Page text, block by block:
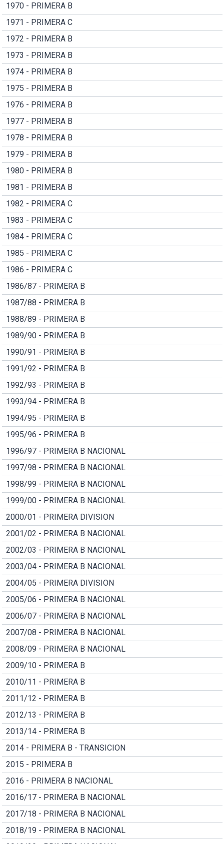
1970 - PRIMERA B
1971 - PRIMERA C
1972 - PRIMERA B
1973 - PRIMERA B
1974 - PRIMERA B
1975 - PRIMERA B
1976 - PRIMERA B
1977 - PRIMERA B
1978 - PRIMERA B
1979 - PRIMERA B
1980 - PRIMERA B
1981 - PRIMERA B
1982 - PRIMERA C
1983 - PRIMERA C
1984 - PRIMERA C
1985 - PRIMERA C
1986 - PRIMERA C
1986/87 - PRIMERA B
1987/88 - PRIMERA B
1988/89 - PRIMERA B
1989/90 - PRIMERA B
1990/91 - PRIMERA B
1991/92 - PRIMERA B
1992/93 - PRIMERA B
1993/94 - PRIMERA B
1994/95 - PRIMERA B
1995/96 - PRIMERA B
1996/97 - PRIMERA B NACIONAL
1997/98 - PRIMERA B NACIONAL
1998/99 - PRIMERA B NACIONAL
1999/00 - PRIMERA B NACIONAL
2000/01 - PRIMERA DIVISION
2001/02 - PRIMERA B NACIONAL
2002/03 - PRIMERA B NACIONAL
2003/04 - PRIMERA B NACIONAL
2004/05 - PRIMERA DIVISION
2005/06 - PRIMERA B NACIONAL
2006/07 - PRIMERA B NACIONAL
2007/08 - PRIMERA B NACIONAL
2008/09 - PRIMERA B NACIONAL
2009/10 - PRIMERA B
2010/11 - PRIMERA B
2011/12 - PRIMERA B
2012/13 - PRIMERA B
2013/14 - PRIMERA B
2014 - PRIMERA B - TRANSICION
2015 - PRIMERA B
2016 - PRIMERA B NACIONAL
2016/17 - PRIMERA B NACIONAL
2017/18 - PRIMERA B NACIONAL
2018/19 - PRIMERA B NACIONAL